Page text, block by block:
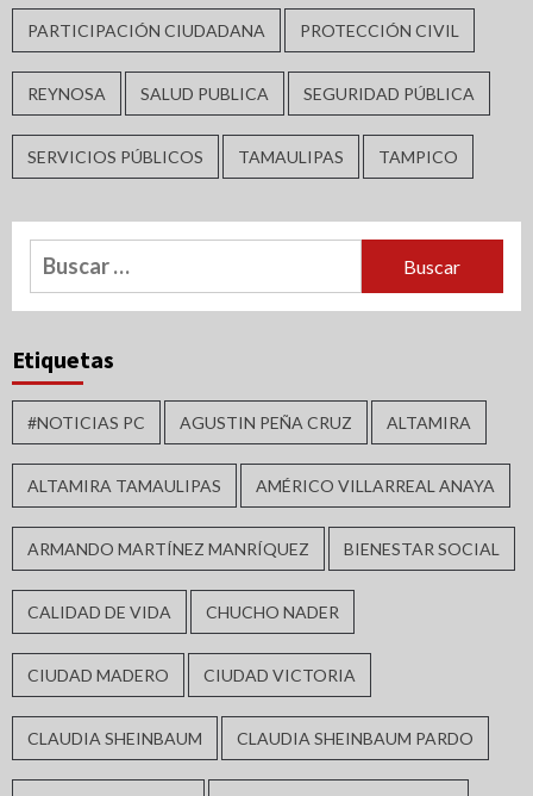
PARTICIPACIÓN CIUDADANA PROTECCIÓN CIVIL
REYNOSA SALUD PUBLICA SEGURIDAD PÚBLICA
SERVICIOS PÚBLICOS TAMAULIPAS TAMPICO
Buscar:
Etiquetas
#NOTICIAS PC AGUSTIN PEÑA CRUZ ALTAMIRA
ALTAMIRA TAMAULIPAS AMÉRICO VILLARREAL ANAYA
ARMANDO MARTÍNEZ MANRÍQUEZ BIENESTAR SOCIAL
CALIDAD DE VIDA CHUCHO NADER
CIUDAD MADERO CIUDAD VICTORIA
CLAUDIA SHEINBAUM CLAUDIA SHEINBAUM PARDO